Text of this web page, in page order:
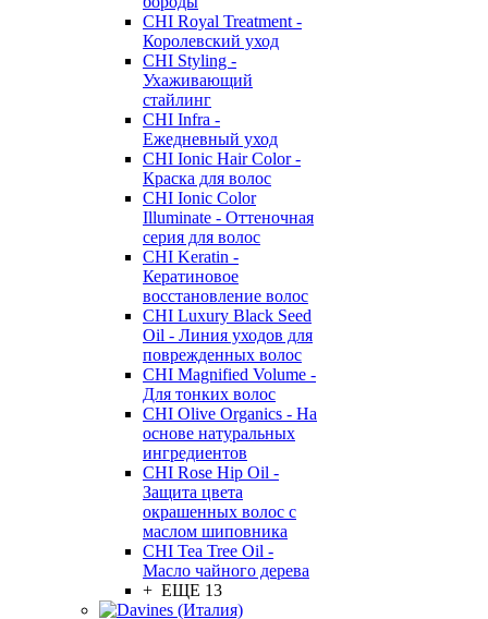
CHI Royal Treatment -
Королевский уход
CHI Styling -
Ухаживающий
стайлинг
CHI Infra -
Ежедневный уход
CHI Ionic Hair Color -
Краска для волос
CHI Ionic Color
Illuminate - Оттеночная
серия для волос
CHI Keratin -
Кератиновое
восстановление волос
CHI Luxury Black Seed
Oil - Линия уходов для
поврежденных волос
CHI Magnified Volume -
Для тонких волос
CHI Olive Organics - На
основе натуральных
ингредиентов
CHI Rose Hip Oil -
Защита цвета
окрашенных волос с
маслом шиповника
CHI Tea Tree Oil -
Масло чайного дерева
+ ЕЩЕ 13